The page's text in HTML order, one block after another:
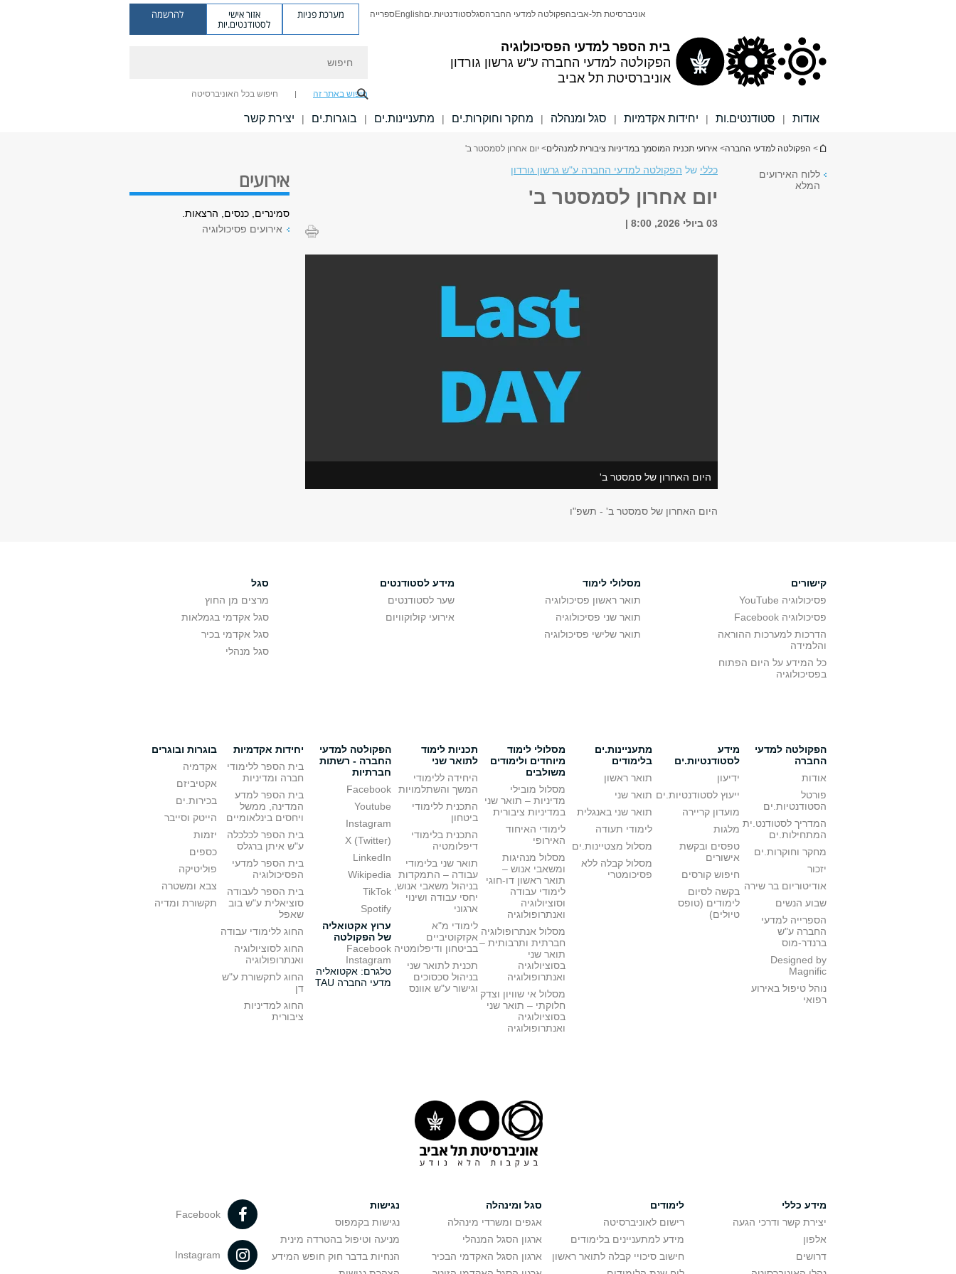
בית הספר למדעי הפסיכולוגיה
הפקולטה למדעי החברה ע"ש גרשון גורדון
אוניברסיטת תל אביב
אוניברסיטת תל-אביבהפקולטה למדעי החברהסגלסטודנטיות.יםEnglishספרייה מערכת פניות אזור אישי
לסטודנטים.יות
להרשמה
חיפוש באתר זה חיפוש בכל האוניברסיטה
אודות | סטודנטים.ות | יחידות אקדמיות | סגל ומנהלה | מחקר וחוקרות.ים | מתעניינות.ים | בוגרות.ים | יצירת קשר
הינך נמצא כאן
> הפקולטה למדעי החברה> אירועי תכנית המוסמך במדיניות ציבורית למנהלים> יום אחרון לסמסטר ב'
ללוח האירועים
המלא
כללי של הפקולטה למדעי החברה ע"ש גרשון גורדון
יום אחרון לסמסטר ב'
03 ביולי 2026, 8:00
היום האחרון של סמסטר ב'
היום האחרון של סמסטר ב' - תשפ"ו
אירועים
סמינרים, כנסים, הרצאות.
אירועים פסיכולוגיה
קישורים
פסיכולוגיה YouTube
פסיכולוגיה Facebook
הדרכות למערכות ההוראה
והלמידה
כל המידע על היום הפתוח
בפסיכולוגיה
מסלולי לימוד
תואר ראשון פסיכולוגיה
תואר שני פסיכולוגיה
תואר שלישי פסיכולוגיה
מידע לסטודנטים
שער לסטודנטים
אירועי קולוקוויום
סגל
מרצים מן החוץ
סגל אקדמי בגמלאות
סגל אקדמי בכיר
סגל מנהלי
הפקולטה למדעי
החברה
אודות
פורטל
הסטודנטיות.ים
המדריך לסטודנט.ית
המתחילות.ים
מחקר וחוקרות.ים
יזכור
אודיטוריום בר שירה
שבוע הנשים
הספרייה למדעי
החברה ע"ש
ברנדר-מוס
Designed by
Magnific
נוהל טיפול באירוע
רפואי
מידע
לסטודנטיות.ים
ידיעון
ייעוץ לסטודנטיות.ים
מועדון קריירה
מלגות
טפסים ובקשת
אישורים
חיפוש קורסים
בקשה לסיום
לימודים (טופס
טיולים)
מתעניינות.ים
בלימודים
תואר ראשון
תואר שני
תואר שני באנגלית
לימודי תעודה
מסלול מצטיינות.ים
מסלול קבלה ללא
פסיכומטרי
מסלולי לימוד
מיוחדים ולימודים
משולבים
מסלול מובילי
מדיניות – תואר שני
במדיניות ציבורית
לימודי האיחוד
האירופי
מסלול מנהיגות
ומשאבי אנוש –
תואר ראשון דו-חוגי
לימודי עבודה
וסוציולוגיה
ואנתרופולוגיה
מסלול אנתרופולוגיה
חברתית ותרבותית –
תואר שני
בסוציולוגיה
ואנתרופולוגיה
מסלול אי שוויון וצדק
חלוקתי – תואר שני
בסוציולוגיה
ואנתרופולוגיה
תכניות לימוד
לתואר שני
היחידה ללימודי
המשך והשתלמויות
התכנית ללימודי
ביטחון
התכנית בלימודי
דיפלומטיה
תואר שני בלימודי
עבודה – התמקדות
בניהול משאבי אנוש,
יחסי עבודה ושינוי
ארגוני
לימודי מ"א
אקזקוטיביים
בביטחון ודיפלומטיה
תכנית לתואר שני
בניהול סכסוכים
וגישור ע"ש אוונס
הפקולטה למדעי
החברה - רשתות
חברתיות
Facebook
Youtube
Instagram
X (Twitter)
LinkedIn
Wikipedia
TikTok
Spotify
ערוץ אקטואליה
של הפקולטה
Facebook
Instagram
טלגרם: אקטואליה
מדעי החברה TAU
יחידות אקדמיות
בית הספר ללימודי
חברה ומדיניות
בית הספר למדע
המדינה, ממשל
ויחסים בינלאומיים
בית הספר לכלכלה
ע"ש איתן ברגלס
בית הספר למדעי
הפסיכולוגיה
בית הספר לעבודה
סוציאלית ע"ש בוב
שאפל
החוג ללימודי עבודה
החוג לסוציולוגיה
ואנתרופולוגיה
החוג לתקשורת ע"ש
דן
החוג למדיניות
ציבורית
בוגרות ובוגרים
אקדמיה
אקטיביזם
בכירות.ים
הייטק וסייבר
יזמות
כספים
פוליטיקה
צבא ומשטרה
תקשורת ומדיה
מידע כללי
יצירת קשר ודרכי הגעה
אלפון
דרושים
לימודים
רישום לאוניברסיטה
מידע למתעניינים בלימודים
חישוב סיכויי קבלה לתואר ראשון
סגל ומינהלה
אגפים ומשרדי מינהלה
ארגון הסגל המנהלי
ארגון הסגל האקדמי הבכיר
נגישות
נגישות בקמפוס
מניעה וטיפול בהטרדה מינית
הנחיות בדבר חוק חופש המידע
Facebook
Instagram